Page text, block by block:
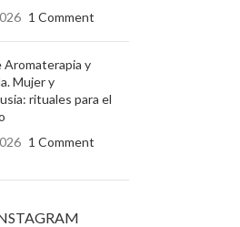
1 Comment
Aromaterapia y
Mujer y
rituales para el
1 Comment